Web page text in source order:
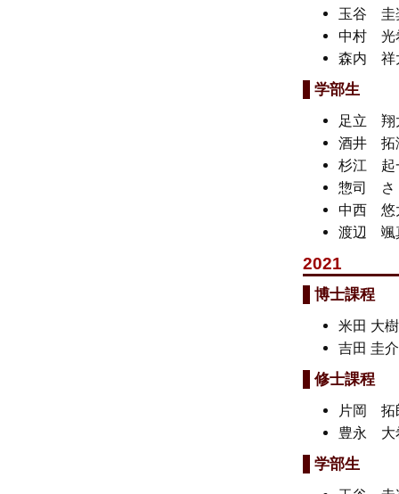
玉谷
中村
森内
学部生
足立
酒井
杉江
惣司
中西
渡辺
2021
博士課程
米田 大
吉田 圭
修士課程
片岡
豊永
学部生